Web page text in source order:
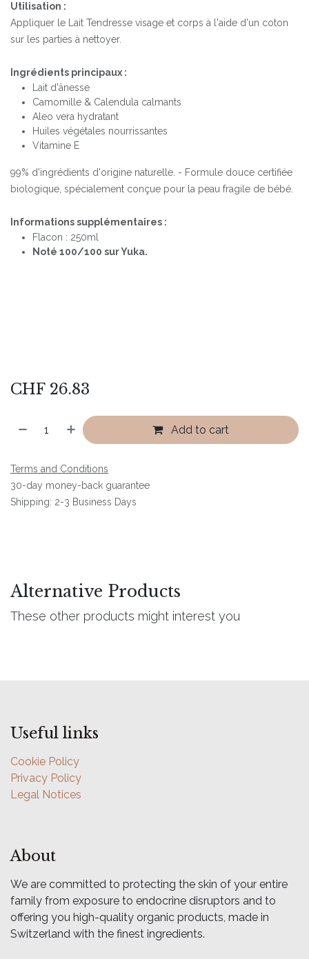
Utilisation :
Appliquer le Lait Tendresse visage et corps à l'aide d'un coton
sur les parties à nettoyer.
Ingrédients principaux :
Lait d'ânesse
Camomille & Calendula calmants
Aleo vera hydratant
Huiles végétales nourrissantes
Vitamine E
99% d'ingrédients d'origine naturelle. - Formule douce certifiée
biologique, spécialement conçue pour la peau fragile de bébé.
Informations supplémentaires :
Flacon : 250ml
Noté 100/100 sur Yuka.
CHF 26.83
Add to cart
Terms and Conditions
30-day money-back guarantee
Shipping: 2-3 Business Days
Alternative Products
These other products might interest you
Useful links
Cookie Policy
Privacy Policy
Legal Notices
About
We are committed to protecting the skin of your entire
family from exposure to endocrine disruptors and to
offering you high-quality organic products, made in
Switzerland with the finest ingredients.